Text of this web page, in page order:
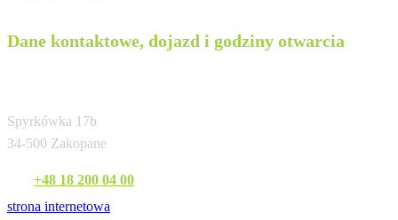
Dane kontaktowe, dojazd i godziny otwarcia
Spyrkówka 17b
34-500 Zakopane
+48 18 200 04 00
strona internetowa